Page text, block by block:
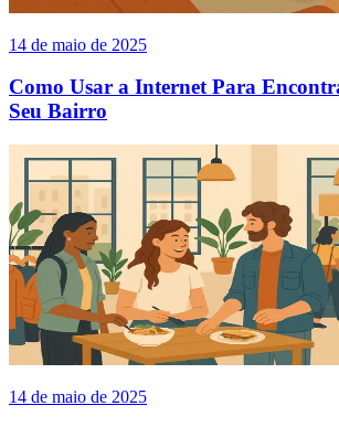
14 de maio de 2025
Como Usar a Internet Para
Seu Bairro
14 de maio de 2025